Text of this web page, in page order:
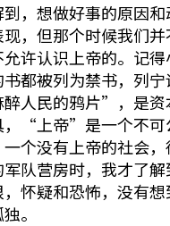
，想做好事的原因
，但那个时候我们并
许认识上帝的。记
都被列为禁书，列
人民的鸦片”，是资
，“上帝”是一个不可
个没有上帝的社会
队营房时，我才了
怀疑和恐怖，没有
独。